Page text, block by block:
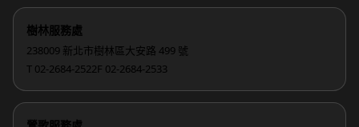
樹林服務處
238009 新北市樹林區大安路 499 號
T 02-2684-2522F 02-2684-2533